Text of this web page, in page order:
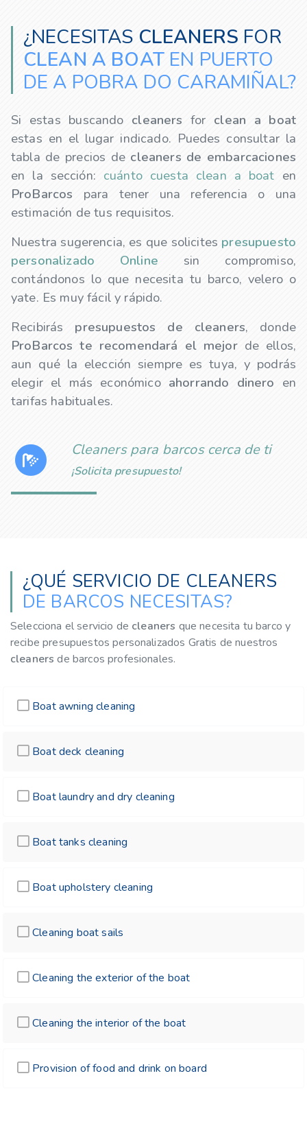
¿NECESITAS CLEANERS FOR
CLEAN A BOATEN PUERTO
DE A POBRA DO CARAMIÑAL?
Si estas buscando cleaners for clean a boat
estas en el lugar indicado. Puedes consultar la
tabla de precios de cleaners de embarcaciones
en la sección: cuánto cuesta clean a boat en
ProBarcos para tener una referencia o una
estimación de tus requisitos.
Nuestra sugerencia, es que solicites presupuesto
personalizado Online sin compromiso,
contándonos lo que necesita tu barco, velero o
yate. Es muy fácil y rápido.
Recibirás presupuestos de cleaners, donde
ProBarcos te recomendará el mejorde ellos,
aun qué la elección siempre es tuya, y podrás
elegir el más económico ahorrando dinero en
tarifas habituales.
Cleaners para barcos cerca de ti
¡Solicita presupuesto!
¿QUÉ SERVICIO DE CLEANERS
DE BARCOS NECESITAS?
Selecciona el servicio de cleaners que necesita tu barco y
recibe presupuestos personalizados Gratis de nuestros
cleaners de barcos profesionales.
Boat awning cleaning
Boat deck cleaning
Boat laundry and dry cleaning
Boat tanks cleaning
Boat upholstery cleaning
Cleaning boat sails
Cleaning the exterior of the boat
Cleaning the interior of the boat
Provision of food and drink on board